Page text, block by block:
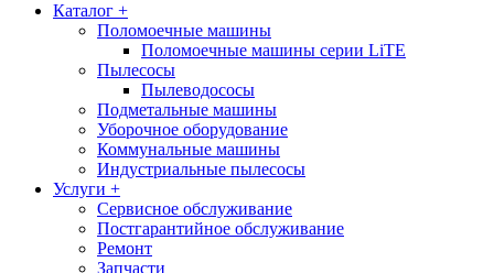
Каталог +
Поломоечные машины
Поломоечные машины серии LiTE
Пылесосы
Пылеводососы
Подметальные машины
Уборочное оборудование
Коммунальные машины
Индустриальные пылесосы
Услуги +
Сервисное обслуживание
Постгарантийное обслуживание
Ремонт
Запчасти